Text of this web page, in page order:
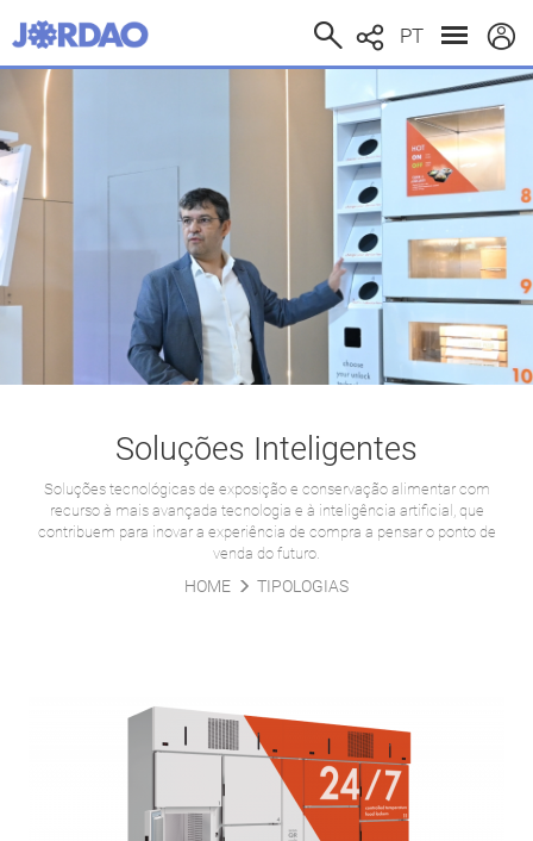
PT
Soluções Inteligentes
Soluções tecnológicas de exposição e conservação alimentar com
recurso à mais avançada tecnologia e à inteligência artificial, que
contribuem para inovar a experiência de compra a pensar o ponto de
venda do futuro.
HOME TIPOLOGIAS